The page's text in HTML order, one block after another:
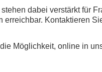
dabei verstärkt für
erreichbar. Kontaktieren
Möglichkeit, online in